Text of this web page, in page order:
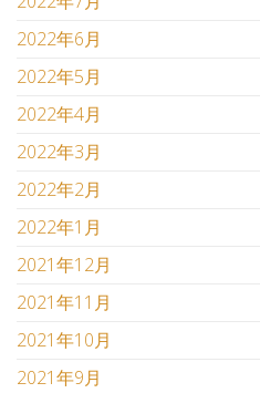
2022年6月
2022年5月
2022年4月
2022年3月
2022年2月
2022年1月
2021年12月
2021年11月
2021年10月
2021年9月